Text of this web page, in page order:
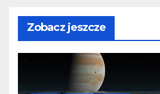
Zobacz jeszcze